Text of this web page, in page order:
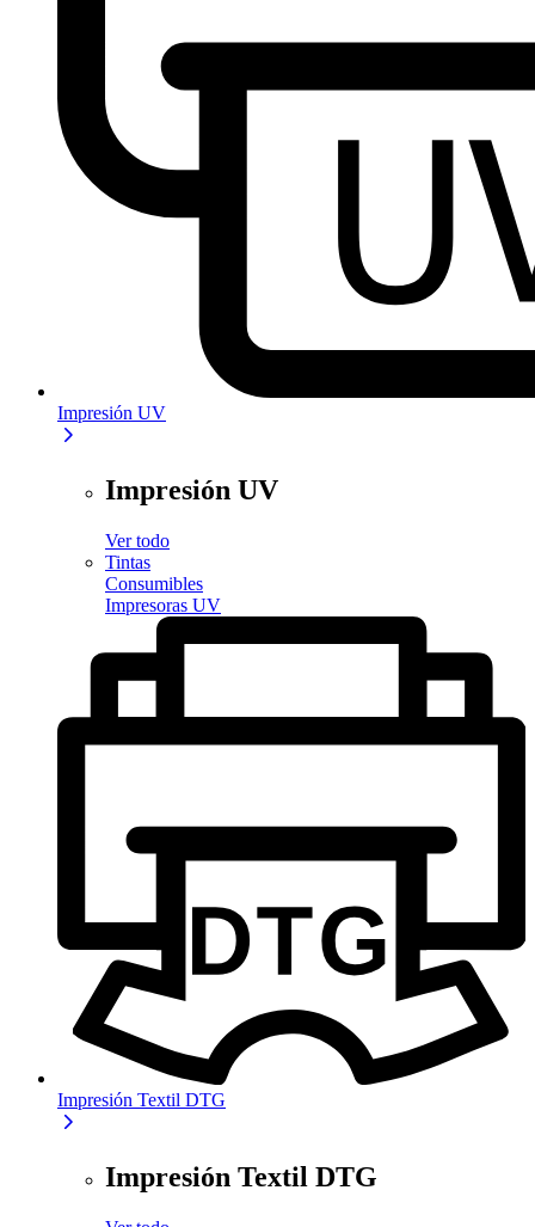
Impresión UV
Impresión UV
Ver todo
Tintas
Consumibles
Impresoras UV
Impresión Textil DTG
Impresión Textil DTG